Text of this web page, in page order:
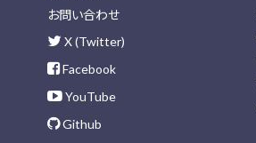
お問い合わせ
X (Twitter)
Facebook
YouTube
Github